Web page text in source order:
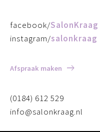
facebook/SalonKraag
instagram/salonkraag
Afspraak maken
(0184) 612 529
info@salonkraag.nl